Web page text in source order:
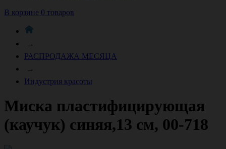
В корзине 0 товаров
→
РАСПРОДАЖА МЕСЯЦА
→
Индустрия красоты
Миска пластифицирующая
(каучук) синяя,13 см, 00-718